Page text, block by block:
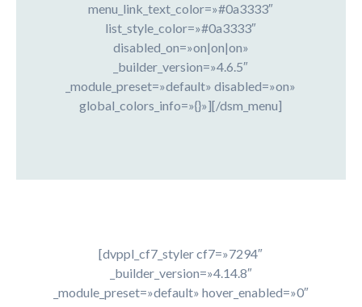
menu_link_text_color=»#0a3333″
list_style_color=»#0a3333″
disabled_on=»on|on|on»
_builder_version=»4.6.5″
_module_preset=»default» disabled=»on»
global_colors_info=»{}»][/dsm_menu]
[dvppl_cf7_styler cf7=»7294″
_builder_version=»4.14.8″
_module_preset=»default» hover_enabled=»0″